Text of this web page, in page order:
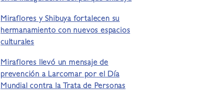
Miraflores y Shibuya fortalecen su
hermanamiento con nuevos espacios
culturales
Miraflores llevó un mensaje de
prevención a Larcomar por el Día
Mundial contra la Trata de Personas